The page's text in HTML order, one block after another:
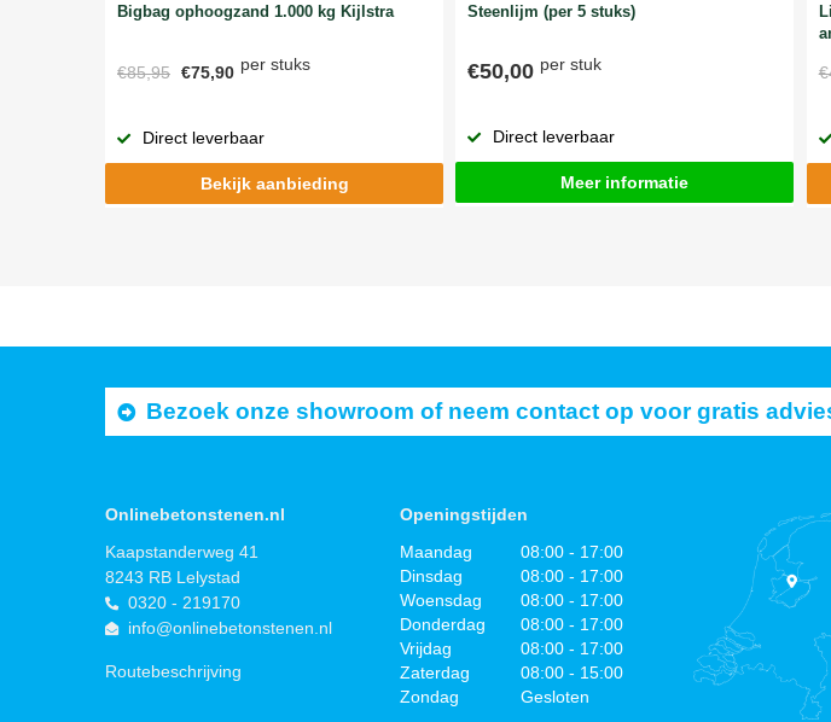
Bigbag ophoogzand 1.000 kg Kijlstra
€85,95 €75,90 per stuks
Direct leverbaar
Bekijk aanbieding
Steenlijm (per 5 stuks)
€50,00 per stuk
Direct leverbaar
Meer informatie
Bezoek onze showroom of neem contact op voor gratis
Onlinebetonstenen.nl
Kaapstanderweg 41
8243 RB Lelystad
0320 - 219170
info@onlinebetonstenen.nl
Routebeschrijving
Openingstijden
Maandag
08:00 - 17:00
Dinsdag
08:00 - 17:00
Woensdag
08:00 - 17:00
Donderdag
08:00 - 17:00
Vrijdag
08:00 - 17:00
Zaterdag
08:00 - 15:00
Zondag
Gesloten